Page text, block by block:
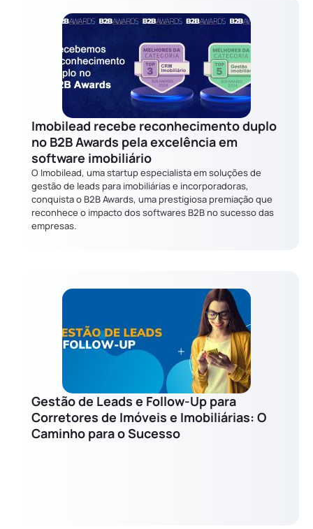
Imobilead recebe reconhecimento duplo
no B2B Awards pela excelência em
software imobiliário
O Imobilead, uma startup especialista em soluções de
gestão de leads para imobiliárias e incorporadoras,
conquista o B2B Awards, uma prestigiosa premiação que
reconhece o impacto dos softwares B2B no sucesso das
empresas.
Gestão de Leads e Follow-Up para
Corretores de Imóveis e Imobiliárias: O
Caminho para o Sucesso